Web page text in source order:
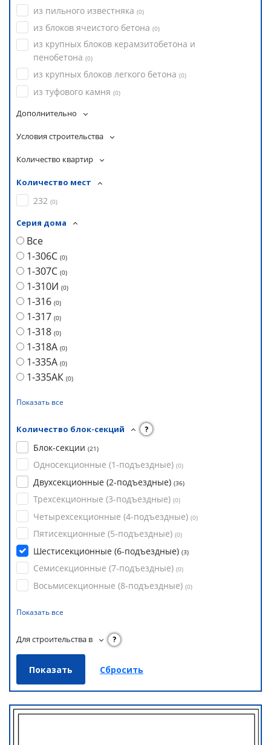
из пильного известняка (0)
из блоков ячеистого бетона (0)
из крупных блоков керамзитобетона и
пенобетона (0)
из крупных блоков легкого бетона (0)
из туфового камня (0)
Дополнительно
Условия строительства
Количество квартир
Количество мест
232 (0)
Серия дома
Все
1-306С (0)
1-307С (0)
1-310И (0)
1-316 (0)
1-317 (0)
1-318 (0)
1-318А (0)
1-335А (0)
1-335АК (0)
Показать все
Количество блок-секций ?
Блок-секции (21)
Односекционные (1-подъездные) (0)
Двухсекционные (2-подъездные) (36)
Трехсекционные (3-подъездные) (0)
Четырехсекционные (4-подъездные) (0)
Пятисекционные (5-подъездные) (0)
Шестисекционные (6-подъездные) (3)
Семисекционные (7-подъездные) (0)
Восьмисекционные (8-подъездные) (0)
Показать все
Для строительства в ?